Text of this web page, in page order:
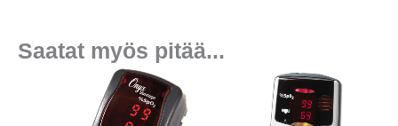
Saatat myös pitää...
tuotteella
on